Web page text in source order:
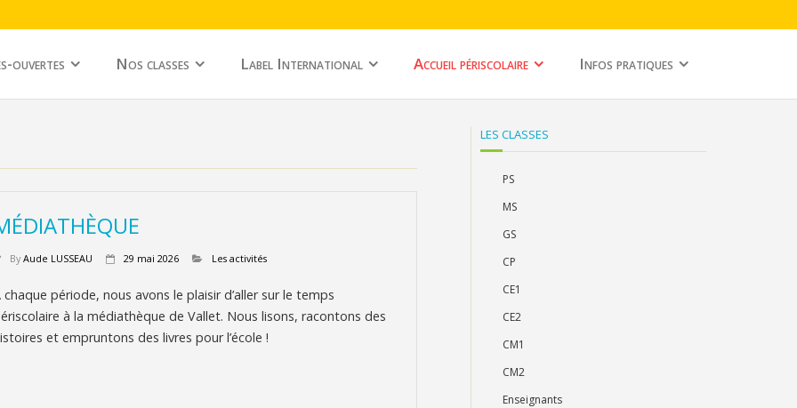
ouvertes Nos classes Label International Accueil périscolaire Infos pratiques
ByAude LUSSEAU 29 mai 2026 Les activités
chaque période, nous avons le plaisir d’aller sur le temps
à la médiathèque de Vallet. Nous lisons, racontons des
et empruntons des livres pour l’école !
LES CLASSES
PS
MS
GS
CP
CE1
CE2
CM1
CM2
Enseignants